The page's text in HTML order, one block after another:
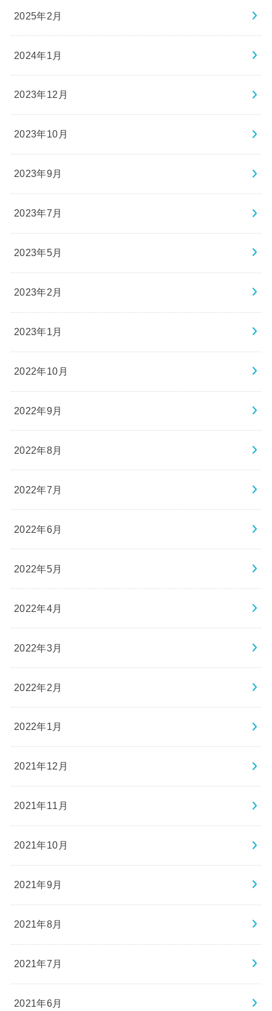
2025年2月
2024年1月
2023年12月
2023年10月
2023年9月
2023年7月
2023年5月
2023年2月
2023年1月
2022年10月
2022年9月
2022年8月
2022年7月
2022年6月
2022年5月
2022年4月
2022年3月
2022年2月
2022年1月
2021年12月
2021年11月
2021年10月
2021年9月
2021年8月
2021年7月
2021年6月